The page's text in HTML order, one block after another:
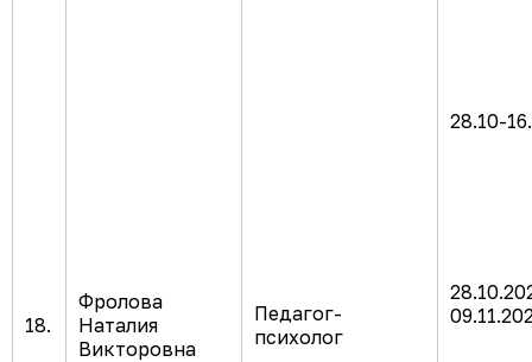
18.
Фролова
Наталия
Викторовна
Педагог-
психолог
28.10-